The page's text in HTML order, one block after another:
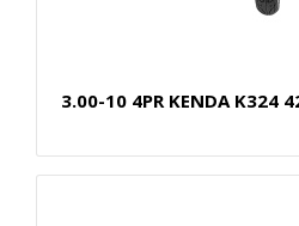
3.00-10 4PR KENDA K324